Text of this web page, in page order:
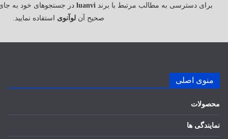
برای دسترسی به مطالب مرتبط با برندluanvi در جستجوهای خود به
صحیح آنلوآنوی استفاده نمایید.
منوی اصلی
محصولات
نمایندگی ها